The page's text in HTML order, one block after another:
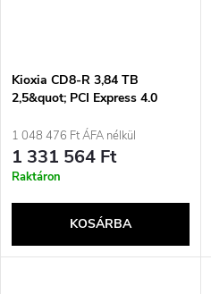
Kioxia CD8-R 3,84 TB
2,5&quot; PCI Express 4.0
1 048 476 Ft ÁFA nélkül
1 331 564 Ft
Raktáron
KOSÁRBA